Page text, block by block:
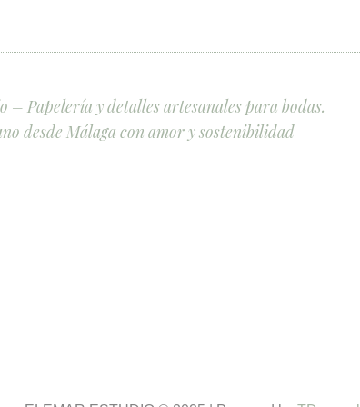
– Papelería y detalles artesanales para bodas.
desde Málaga con amor y sostenibilidad